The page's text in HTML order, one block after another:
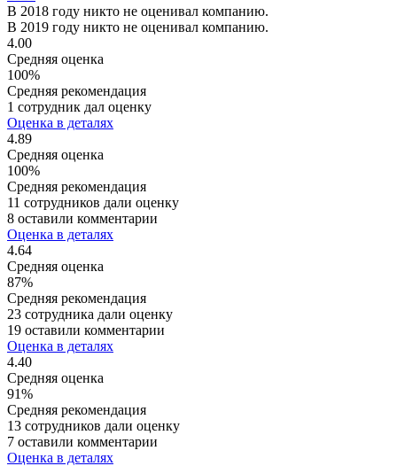
В 2018 году никто не оценивал компанию.
В 2019 году никто не оценивал компанию.
4.00
Средняя оценка
100%
Средняя рекомендация
1 сотрудник дал оценку
Оценка в деталях
4.89
Средняя оценка
100%
Средняя рекомендация
11 сотрудников дали оценку
8 оставили комментарии
Оценка в деталях
4.64
Средняя оценка
87%
Средняя рекомендация
23 сотрудника дали оценку
19 оставили комментарии
Оценка в деталях
4.40
Средняя оценка
91%
Средняя рекомендация
13 сотрудников дали оценку
7 оставили комментарии
Оценка в деталях